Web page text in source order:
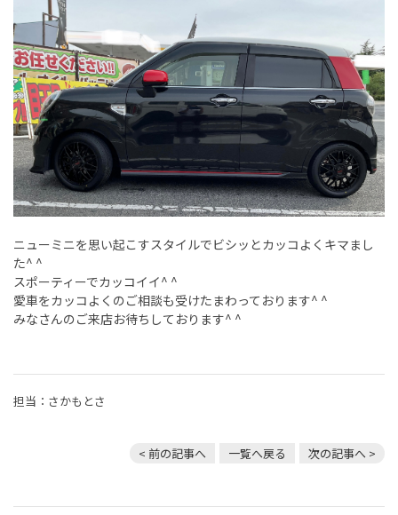
ニューミニを思い起こすスタイルでビシッとカッコよくキマまし
た^ ^
スポーティーでカッコイイ^ ^
愛車をカッコよくのご相談も受けたまわっております^ ^
みなさんのご来店お待ちしております^ ^
担当：さかもとさ
< 前の記事へ 一覧へ戻る 次の記事へ >